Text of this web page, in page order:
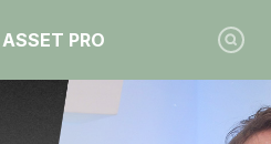
PRO
japonaises"